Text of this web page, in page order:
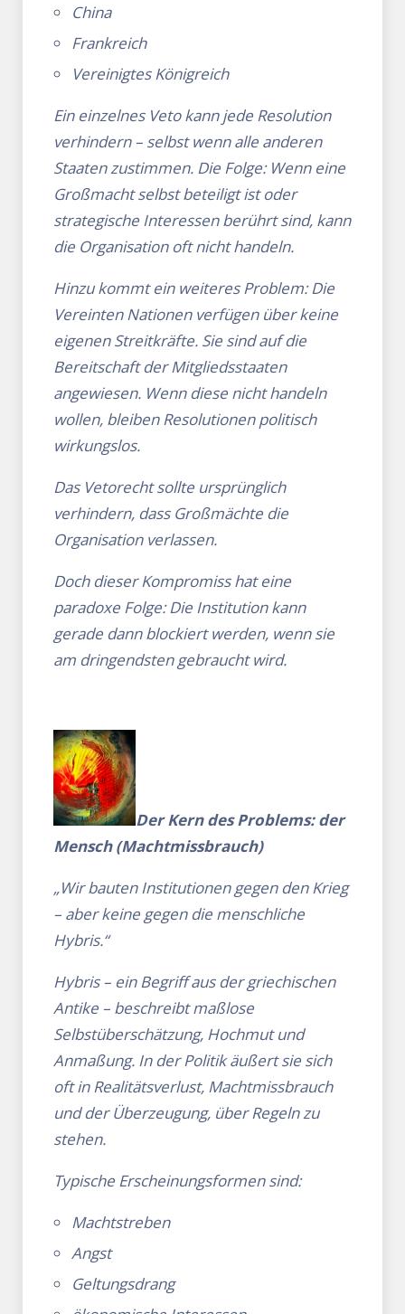
China
Frankreich
Vereinigtes Königreich
Ein einzelnes Veto kann jede Resolution
verhindern – selbst wenn alle anderen
Staaten zustimmen. Die Folge: Wenn eine
Großmacht selbst beteiligt ist oder
strategische Interessen berührt sind, kann
die Organisation oft nicht handeln.
Hinzu kommt ein weiteres Problem: Die
Vereinten Nationen verfügen über keine
eigenen Streitkräfte. Sie sind auf die
Bereitschaft der Mitgliedsstaaten
angewiesen. Wenn diese nicht handeln
wollen, bleiben Resolutionen politisch
wirkungslos.
Das Vetorecht sollte ursprünglich
verhindern, dass Großmächte die
Organisation verlassen.
Doch dieser Kompromiss hat eine
paradoxe Folge: Die Institution kann
gerade dann blockiert werden, wenn sie
am dringendsten gebraucht wird.
Der Kern des Problems: der
Mensch (Machtmissbrauch)
„Wir bauten Institutionen gegen den Krieg
– aber keine gegen die menschliche
Hybris.“
Hybris – ein Begriff aus der griechischen
Antike – beschreibt maßlose
Selbstüberschätzung, Hochmut und
Anmaßung. In der Politik äußert sie sich
oft in Realitätsverlust, Machtmissbrauch
und der Überzeugung, über Regeln zu
stehen.
Typische Erscheinungsformen sind:
Machtstreben
Angst
Geltungsdrang